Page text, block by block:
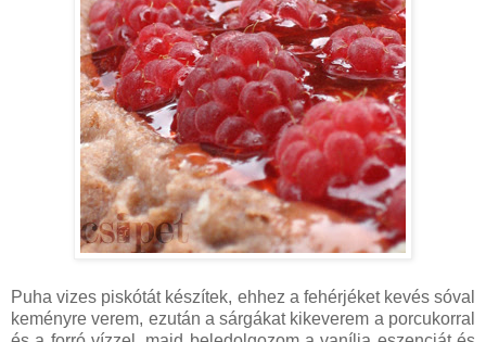
Puha vizes piskótát készítek, ehhez a fehérjéket kevés sóval
keményre verem, ezután a sárgákat kikeverem a porcukorral